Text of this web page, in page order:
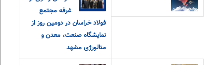
غرفه مجتمع
فولاد خراسان در دومین روز از
نمایشگاه صنعت، معدن و
متالورژی مشهد